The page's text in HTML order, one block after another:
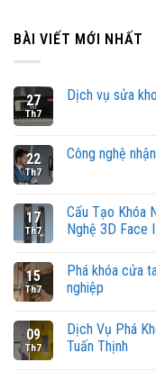
BÀI VIẾT MỚI NHẤT
27
Th7
Dịch vụ sửa
22
Th7
Công nghệ
17
Th7
Cấu Tạo Khóa
Nghệ 3D Face
15
Th7
Phá khóa cửa
nghiệp
09
Th7
Dịch Vụ Phá
Tuấn Thịnh